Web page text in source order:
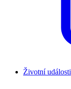
Životní události